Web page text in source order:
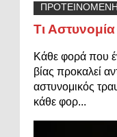
Τι
Κάθε φορά που
βίας προκαλεί
αστυνομικός
κάθε φορ...